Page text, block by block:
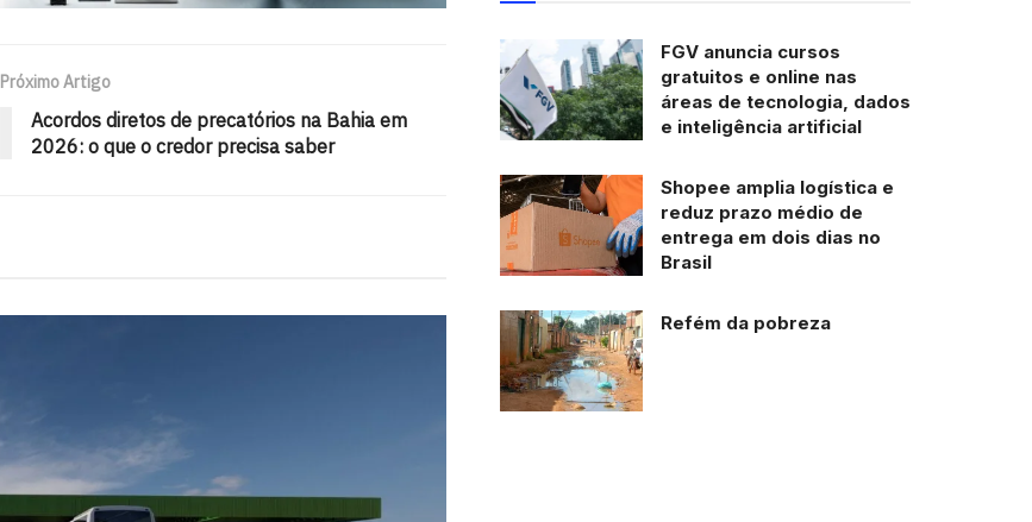
Próximo Artigo
Acordos diretos de precatórios na Bahia em
2026: o que o credor precisa saber
FGV anuncia cursos
gratuitos e online nas
áreas de tecnologia, dados
e inteligência artificial
Shopee amplia logística e
reduz prazo médio de
entrega em dois dias no
Brasil
Refém da pobreza